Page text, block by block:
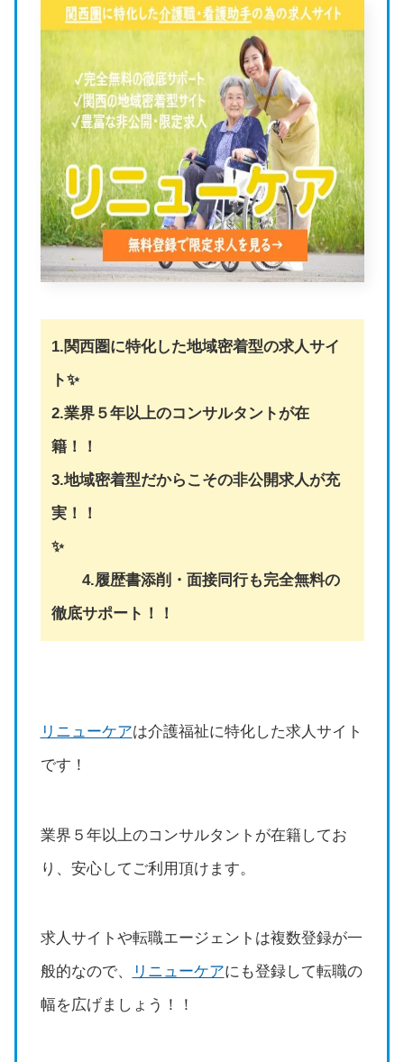
1.関西圏に特化した地域密着型の求人サイ
ト✨
2.業界５年以上のコンサルタントが在
籍！！
3.地域密着型だからこその非公開求人が充
実！！
✨
4.履歴書添削・面接同行も完全無料の
徹底サポート！！
リニューケアは介護福祉に特化した求人サイト
です！
業界５年以上のコンサルタントが在籍してお
り、安心してご利用頂けます。
求人サイトや転職エージェントは複数登録が一
般的なので、
リニューケアにも登録して転職の
幅を広げましょう！！